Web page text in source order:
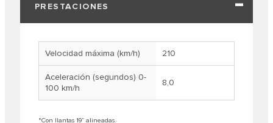
PRESTACIONES
Velocidad máxima (km/h) 210
Aceleración (segundos) 0-
100 km/h
8,0
*Con llantas 19” alineadas.